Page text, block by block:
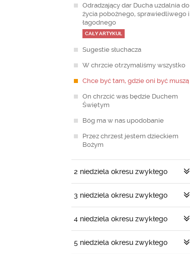
Odradzający dar Ducha uzdalnia do
życia pobożnego, sprawiedliwego i
łagodnego
CAŁY ARTYKUŁ
Sugestie słuchacza
W chrzcie otrzymaliśmy wszystko
Chce być tam, gdzie oni być muszą
On chrzcić was będzie Duchem
Świętym
Bóg ma w nas upodobanie
Przez chrzest jestem dzieckiem
Bożym
2 niedziela okresu zwykłego
3 niedziela okresu zwykłego
4 niedziela okresu zwykłego
5 niedziela okresu zwykłego